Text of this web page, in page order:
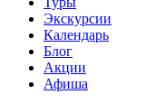
Экскурсии
Календарь
Блог
Акции
Афиша